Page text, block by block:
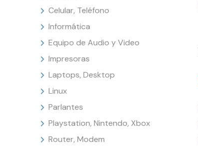
Celular, Teléfono
Informática
Equipo de Audio y Video
Impresoras
Laptops, Desktop
Linux
Parlantes
Playstation, Nintendo, Xbox
Router, Modem